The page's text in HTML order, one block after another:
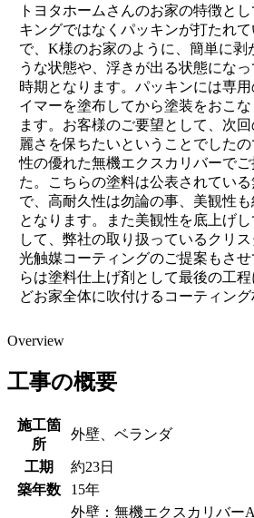
トヨタホームさんのお家の特徴と
キングではなくパッキンが打たれ
で、K様のお家のように、簡単に剥
うな状態や、浮きが出る状態にな
時期となります。パッキンには専
イマーを塗布してから塗装をおこ
ます。お客様のご要望として、次
麗さを保ちたいということでした
性の優れた無機エクスカリバーで
た。こちらの塗料は公表されてい
で、高耐久性は勿論の事、美観性
となります。また美観性を底上げ
して、弊社の取り扱っているクリ
光触媒コーティングのご提案もさ
らは塗料仕上げ剤として最後の工
どお家全体に吹付けるコーティング
Overview
工事の概要
施工箇
所
外壁、ベランダ
工期
約23日
築年数
15年
外壁：無機エクスカリバー